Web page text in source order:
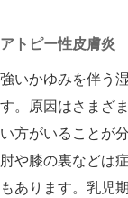
アトピー性皮膚炎
強いかゆみを伴う
す。原因はさまざ
い方がいることが
肘や膝の裏などは
もあります。乳児